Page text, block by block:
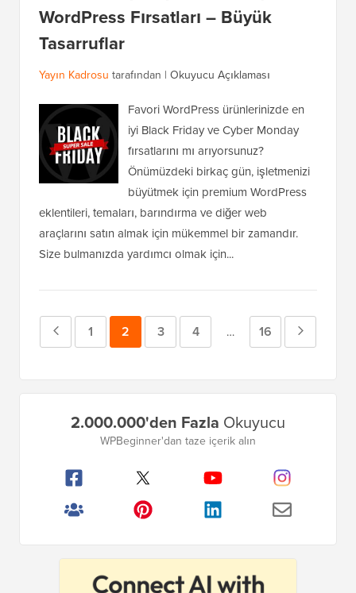
WordPress Fırsatları – Büyük
Tasarruflar
Yayın Kadrosu tarafından | Okuyucu Açıklaması
Favori WordPress ürünlerinizde en
iyi Black Friday ve Cyber Monday
fırsatlarını mı arıyorsunuz?
Önümüzdeki birkaç gün, işletmenizi
büyütmek için premium WordPress
eklentileri, temaları, barındırma ve diğer web
araçlarını satın almak için mükemmel bir zamandır.
Size bulmanızda yardımcı olmak için...
ÖncekiSayfa
1 Sayfa
2 Sayfa
3 Sayfa
4
Geçici
sayfalar
… Sayfa
16
2.000.000'den Fazla Okuyucu
WPBeginner'dan taze içerik alın